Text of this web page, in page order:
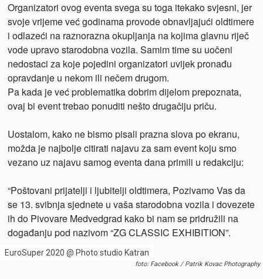
Organizatori ovog eventa svega su toga itekako svjesni, jer
svoje vrijeme već godinama provode obnavljajući oldtimere
i odlazeći na raznorazna okupljanja na kojima glavnu riječ
vode upravo starodobna vozila. Samim time su uočeni
nedostaci za koje pojedini organizatori uvijek pronađu
opravdanje u nekom ili nečem drugom.
Pa kada je već problematika dobrim dijelom prepoznata,
ovaj bi event trebao ponuditi nešto drugačiju priču.
Uostalom, kako ne bismo pisali prazna slova po ekranu,
možda je najbolje citirati najavu za sam event koju smo
vezano uz najavu samog eventa dana primili u redakciju:
“Poštovani prijatelji i ljubitelji oldtimera, Pozivamo Vas da
se 13. svibnja sjednete u vaša starodobna vozila i dovezete
ih do Pivovare Medvedgrad kako bi nam se pridružili na
događanju pod nazivom “ZG CLASSIC EXHIBITION”.
EuroSuper 2020 @ Photo studio Katran
foto: Facebook / Patrik Kovac Photography